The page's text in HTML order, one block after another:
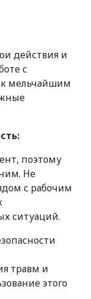
действия и
с
к мельчайшим
поэтому
Не
с рабочим
ситуаций.
травм и
этого